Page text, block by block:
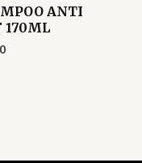
ANTI
170ML